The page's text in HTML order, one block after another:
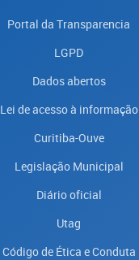
Portal da Transparencia
LGPD
Dados abertos
Lei de acesso à informação
Curitiba-Ouve
Legislação Municipal
Diário oficial
Utag
Código de Ética e Conduta